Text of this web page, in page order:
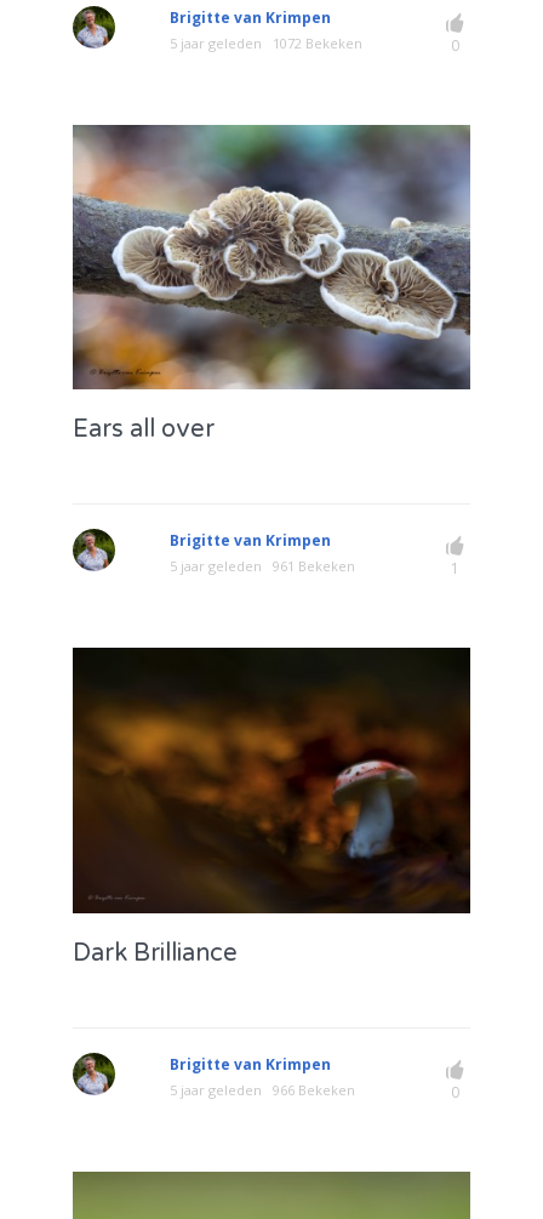
Brigitte van Krimpen
5 jaar geleden 1072 Bekeken 0
Ears all over
Brigitte van Krimpen
5 jaar geleden 961 Bekeken 1
Dark Brilliance
Brigitte van Krimpen
5 jaar geleden 966 Bekeken 0